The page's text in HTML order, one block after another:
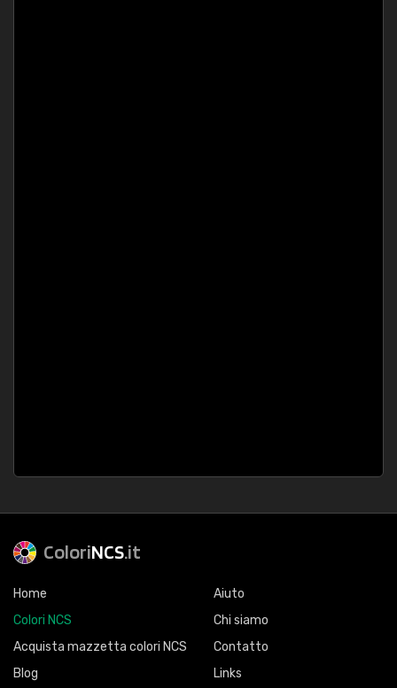
ColoriNCS.it
Home
Colori NCS
Acquista mazzetta colori NCS
Blog
Aiuto
Chi siamo
Contatto
Links